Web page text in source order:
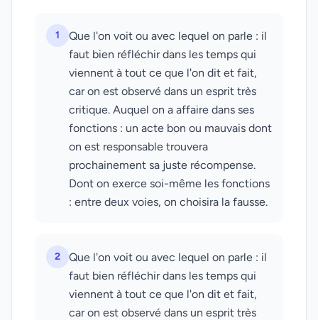
1
Que l'on voit ou avec lequel on parle : il
faut bien réfléchir dans les temps qui
viennent à tout ce que l'on dit et fait,
car on est observé dans un esprit très
critique. Auquel on a affaire dans ses
fonctions : un acte bon ou mauvais dont
on est responsable trouvera
prochainement sa juste récompense.
Dont on exerce soi-même les fonctions
: entre deux voies, on choisira la fausse.
2
Que l'on voit ou avec lequel on parle : il
faut bien réfléchir dans les temps qui
viennent à tout ce que l'on dit et fait,
car on est observé dans un esprit très